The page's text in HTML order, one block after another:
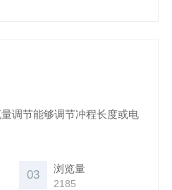
调节能够调节冲程长度或电
03 浏览量
2185